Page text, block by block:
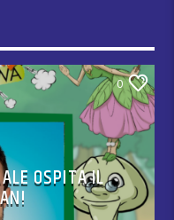
0
OSPITA IL